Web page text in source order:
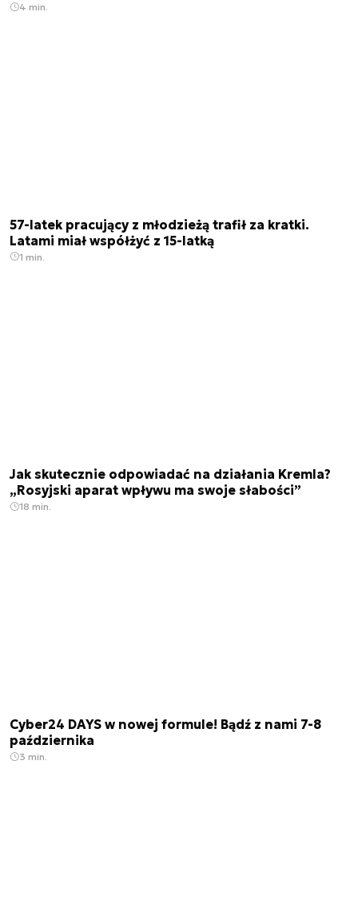
4 min.
57-latek pracujący z młodzieżą trafił za kratki.
Latami miał współżyć z 15-latką
1 min.
Jak skutecznie odpowiadać na działania Kremla?
„Rosyjski aparat wpływu ma swoje słabości”
18 min.
Cyber24 DAYS w nowej formule! Bądź z nami 7-8
października
3 min.